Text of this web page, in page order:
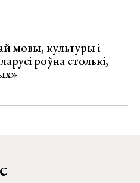
мовы, культуры і
роўна столькі,